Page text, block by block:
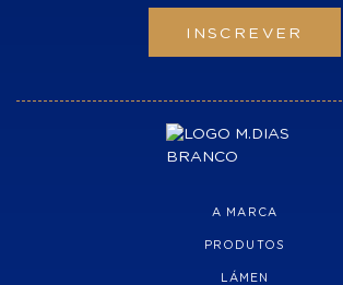
INSCREVER
A MARCA
PRODUTOS
LÁMEN